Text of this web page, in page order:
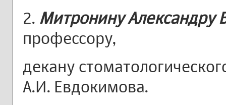
2. Митронину Александру
профессору,
декану
А.И. Евдокимова.